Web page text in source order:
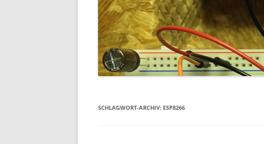
SCHLAGWORT-ARCHIV: ESP8266